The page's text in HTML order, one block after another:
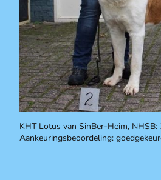
KHT Lotus van SinBer-Heim,
Aankeuringsbeoordeling: